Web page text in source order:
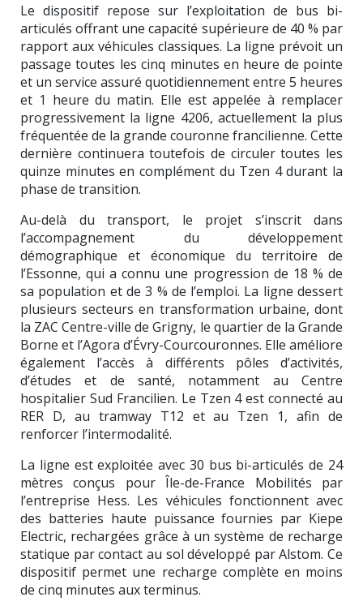
Le dispositif repose sur l’exploitation de bus bi-
articulés offrant une capacité supérieure de 40 % par
rapport aux véhicules classiques. La ligne prévoit un
passage toutes les cinq minutes en heure de pointe
et un service assuré quotidiennement entre 5 heures
et 1 heure du matin. Elle est appelée à remplacer
progressivement la ligne 4206, actuellement la plus
fréquentée de la grande couronne francilienne. Cette
dernière continuera toutefois de circuler toutes les
quinze minutes en complément du Tzen 4 durant la
phase de transition.
Au-delà du transport, le projet s’inscrit dans
l’accompagnement du développement
démographique et économique du territoire de
l’Essonne, qui a connu une progression de 18 % de
sa population et de 3 % de l’emploi. La ligne dessert
plusieurs secteurs en transformation urbaine, dont
la ZAC Centre-ville de Grigny, le quartier de la Grande
Borne et l’Agora d’Évry-Courcouronnes. Elle améliore
également l’accès à différents pôles d’activités,
d’études et de santé, notamment au Centre
hospitalier Sud Francilien. Le Tzen 4 est connecté au
RER D, au tramway T12 et au Tzen 1, afin de
renforcer l’intermodalité.
La ligne est exploitée avec 30 bus bi-articulés de 24
mètres conçus pour Île-de-France Mobilités par
l’entreprise Hess. Les véhicules fonctionnent avec
des batteries haute puissance fournies par Kiepe
Electric, rechargées grâce à un système de recharge
statique par contact au sol développé par Alstom. Ce
dispositif permet une recharge complète en moins
de cinq minutes aux terminus.